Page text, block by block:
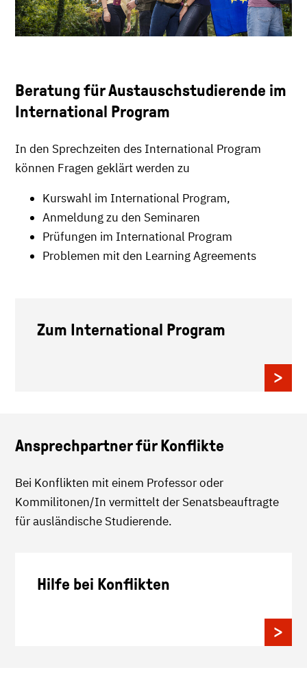
Beratung für Austauschstudierende im
International Program
In den Sprechzeiten des International Program
können Fragen geklärt werden zu
Kurswahl im International Program,
Anmeldung zu den Seminaren
Prüfungen im International Program
Problemen mit den Learning Agreements
Zum International Program
Ansprechpartner für Konflikte
Bei Konflikten mit einem Professor oder
Kommilitonen/In vermittelt der Senatsbeauftragte
für ausländische Studierende.
Hilfe bei Konflikten